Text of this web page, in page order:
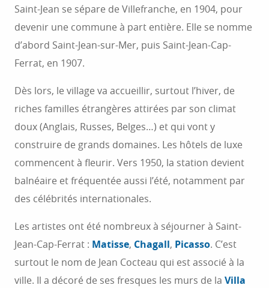
Saint-Jean se sépare de Villefranche, en 1904, pour
devenir une commune à part entière. Elle se nomme
d’abord Saint-Jean-sur-Mer, puis Saint-Jean-Cap-
Ferrat, en 1907.
Dès lors, le village va accueillir, surtout l’hiver, de
riches familles étrangères attirées par son climat
doux (Anglais, Russes, Belges…) et qui vont y
construire de grands domaines. Les hôtels de luxe
commencent à fleurir. Vers 1950, la station devient
balnéaire et fréquentée aussi l’été, notamment par
des célébrités internationales.
Les artistes ont été nombreux à séjourner à Saint-
Jean-Cap-Ferrat : Matisse, Chagall, Picasso. C’est
surtout le nom de Jean Cocteau qui est associé à la
ville. Il a décoré de ses fresques les murs de la Villa